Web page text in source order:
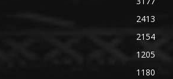
2413
2154
1205
1180